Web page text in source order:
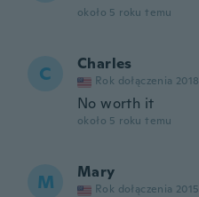
około 5 roku temu
C Charles
Rok dołączenia 2018
No worth it
około 5 roku temu
M Mary
Rok dołączenia 2015